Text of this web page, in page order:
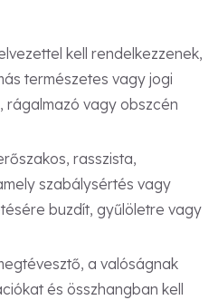
kell rendelkezzenek,
természetes vagy jogi
rágalmazó vagy obszcén
rasszista,
szabálysértés vagy
buzdít, gyűlöletre vagy
a valóságnak
és összhangban kell